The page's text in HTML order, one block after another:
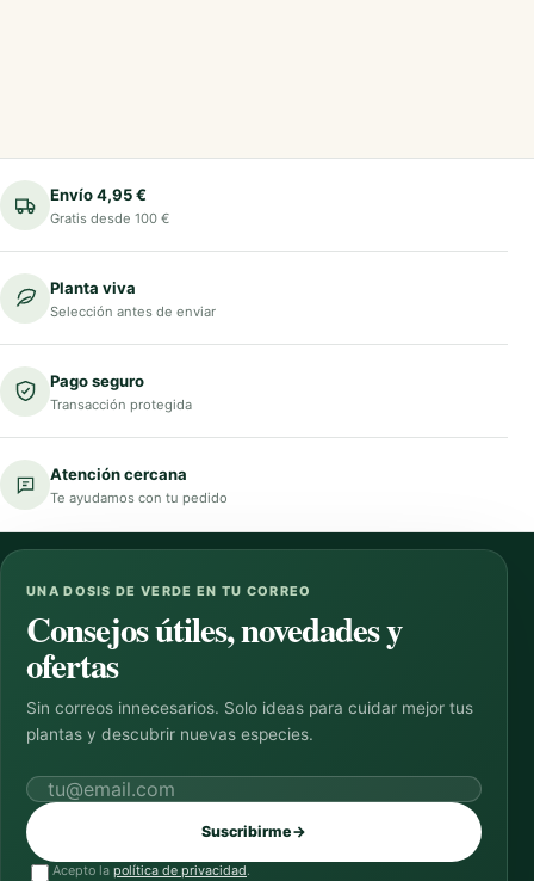
Envío 4,95 €
Gratis desde 100 €
Planta viva
Selección antes de enviar
Pago seguro
Transacción protegida
Atención cercana
Te ayudamos con tu pedido
UNA DOSIS DE VERDE EN TU CORREO
Consejos útiles, novedades y
ofertas
Sin correos innecesarios. Solo ideas para cuidar mejor tus
plantas y descubrir nuevas especies.
Correo electrónico
Suscribirme→
Acepto la política de privacidad.